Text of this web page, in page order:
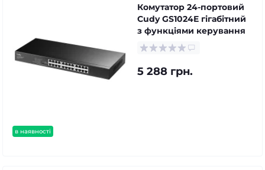
в наявності
Комутатор 24-портовий
Cudy GS1024E гігабітний
з функціями керування
5 288 грн.